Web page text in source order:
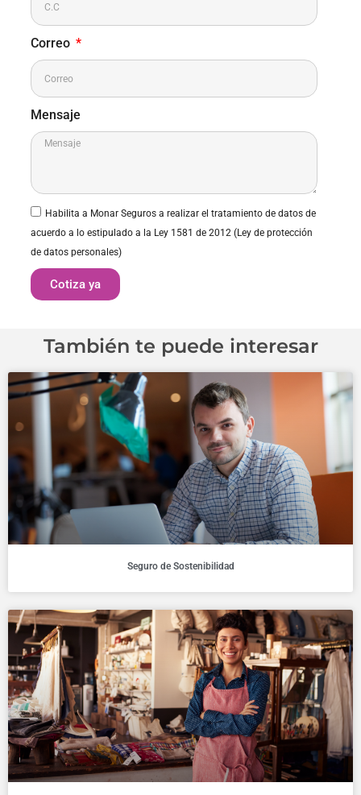
Correo
Mensaje
Habilita a Monar Seguros a realizar el tratamiento de datos de
acuerdo a lo estipulado a la Ley 1581 de 2012 (Ley de protección
de datos personales)
Cotiza ya
También te puede interesar
Seguro de Sostenibilidad